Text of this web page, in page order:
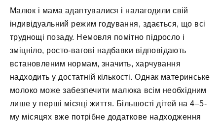
Малюк і мама адаптувалися і налагодили свій
індивідуальний режим годування, здається, що всі
труднощі позаду. Немовля помітно підросло і
зміцніло, росто-вагові надбавки відповідають
встановленим нормам, значить, харчування
надходить у достатній кількості. Однак материнське
молоко може забезпечити малюка всім необхідним
лише у перші місяці життя. Більшості дітей на 4–5-
му місяцях вже потрібне додаткове надходження